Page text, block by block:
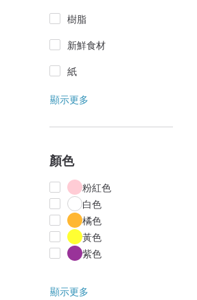
樹脂
新鮮食材
紙
顯示更多
顏色
粉紅色
白色
橘色
黃色
紫色
顯示更多